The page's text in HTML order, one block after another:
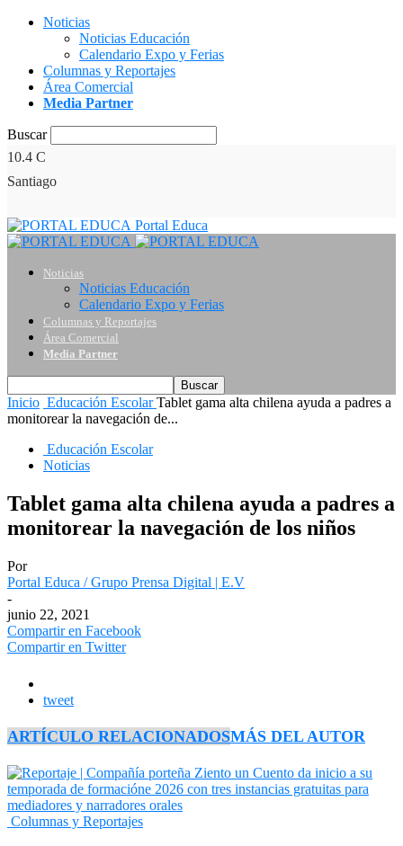
Noticias
Noticias Educación
Calendario Expo y Ferias
Columnas y Reportajes
Área Comercial
Media Partner
Buscar
10.4 C
Santiago
Portal Educa
Noticias
Noticias Educación
Calendario Expo y Ferias
Columnas y Reportajes
Área Comercial
Media Partner
Inicio Educación Escolar Tablet gama alta chilena ayuda a padres a
monitorear la navegación de...
Educación Escolar
Noticias
Tablet gama alta chilena ayuda a padres a
monitorear la navegación de los niños
Por
Portal Educa / Grupo Prensa Digital | E.V
-
junio 22, 2021
Compartir en Facebook
Compartir en Twitter
tweet
ARTÍCULO RELACIONADOSMÁS DEL AUTOR
Columnas y Reportajes